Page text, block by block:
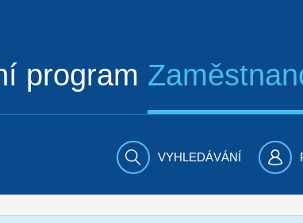
program
VYHLEDÁVÁNÍ